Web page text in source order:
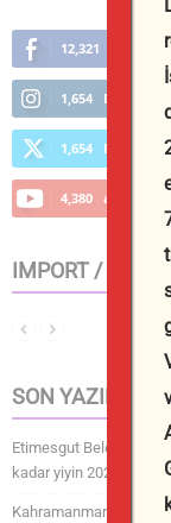
12,321
1,654
1,654
4,380 абонати
IMPORT / EXPORT
SON YAZILAR
Etimesgut
kadar yiyin 2026
Kahramanmaraş’ta 3,7